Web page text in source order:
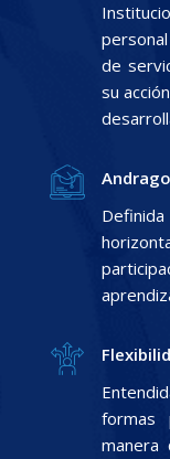
de
su
formas
manera